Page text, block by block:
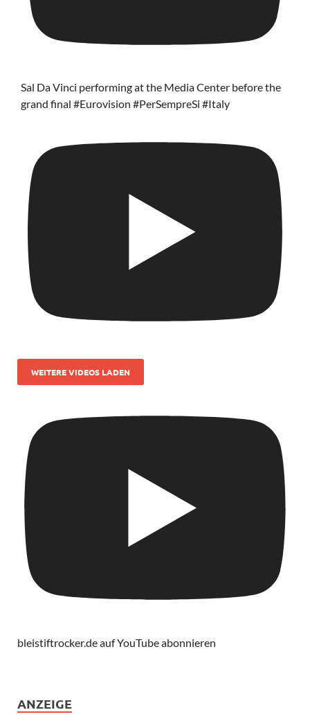
Sal Da Vinci performing at the Media Center before the
grand final #Eurovision #PerSempreSi #Italy
WEITERE VIDEOS LADEN
bleistiftrocker.de auf YouTube abonnieren
ANZEIGE